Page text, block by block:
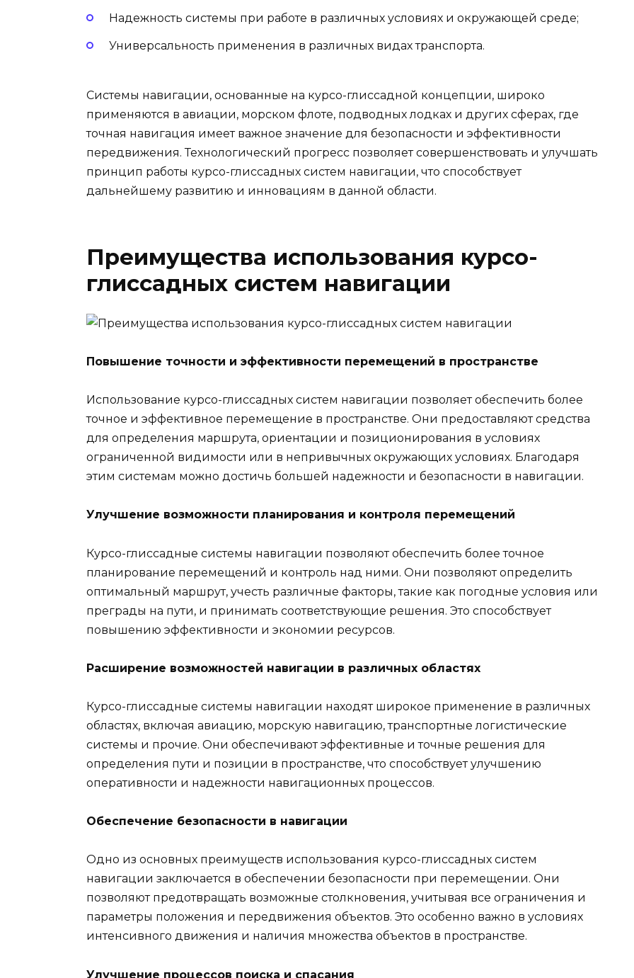
Надежность системы при работе в различных условиях и окружающей среде;
Универсальность применения в различных видах транспорта.
Системы навигации, основанные на курсо-глиссадной концепции, широко
применяются в авиации, морском флоте, подводных лодках и других сферах, где
точная навигация имеет важное значение для безопасности и эффективности
передвижения. Технологический прогресс позволяет совершенствовать и улучшать
принцип работы курсо-глиссадных систем навигации, что способствует
дальнейшему развитию и инновациям в данной области.
Преимущества использования курсо-
глиссадных систем навигации
Повышение точности и эффективности перемещений в пространстве
Использование курсо-глиссадных систем навигации позволяет обеспечить более
точное и эффективное перемещение в пространстве. Они предоставляют средства
для определения маршрута, ориентации и позиционирования в условиях
ограниченной видимости или в непривычных окружающих условиях. Благодаря
этим системам можно достичь большей надежности и безопасности в навигации.
Улучшение возможности планирования и контроля перемещений
Курсо-глиссадные системы навигации позволяют обеспечить более точное
планирование перемещений и контроль над ними. Они позволяют определить
оптимальный маршрут, учесть различные факторы, такие как погодные условия или
преграды на пути, и принимать соответствующие решения. Это способствует
повышению эффективности и экономии ресурсов.
Расширение возможностей навигации в различных областях
Курсо-глиссадные системы навигации находят широкое применение в различных
областях, включая авиацию, морскую навигацию, транспортные логистические
системы и прочие. Они обеспечивают эффективные и точные решения для
определения пути и позиции в пространстве, что способствует улучшению
оперативности и надежности навигационных процессов.
Обеспечение безопасности в навигации
Одно из основных преимуществ использования курсо-глиссадных систем
навигации заключается в обеспечении безопасности при перемещении. Они
позволяют предотвращать возможные столкновения, учитывая все ограничения и
параметры положения и передвижения объектов. Это особенно важно в условиях
интенсивного движения и наличия множества объектов в пространстве.
Улучшение процессов поиска и спасания